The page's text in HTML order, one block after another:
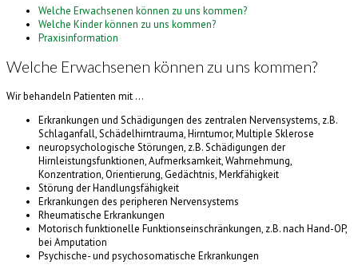
Welche Erwachsenen können zu uns kommen?
Welche Kinder können zu uns kommen?
Praxisinformation
Welche Erwachsenen können zu uns kommen?
Wir behandeln Patienten mit ...
Erkrankungen und Schädigungen des zentralen Nervensystems, z.B.
Schlaganfall, Schädelhirntrauma, Hirntumor, Multiple Sklerose
neuropsychologische Störungen, z.B. Schädigungen der
Hirnleistungsfunktionen, Aufmerksamkeit, Wahrnehmung,
Konzentration, Orientierung, Gedächtnis, Merkfähigkeit
Störung der Handlungsfähigkeit
Erkrankungen des peripheren Nervensystems
Rheumatische Erkrankungen
Motorisch funktionelle Funktionseinschränkungen, z.B. nach Hand-OP,
bei Amputation
Psychische- und psychosomatische Erkrankungen